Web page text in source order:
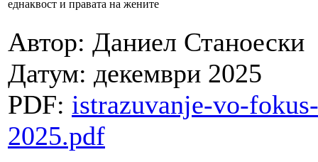
еднаквост и правата на жените
Автор: Даниел Станоески
Датум: декември 2025
PDF: istrazuvanje-vo-
2025.pdf